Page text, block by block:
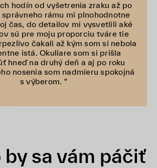
hodín od vyšetrenia zraku až po
rámu mi plnohodnotne
čas, do detailov mi vysvetlili aké
sú pre moju proporciu tváre tie
čakali až kým som si nebola
istá. Okuliare som si prišla
hneď na druhý deň a aj po roku
nosenia som nadmieru spokojná
s výberom. "
by sa vám páčiť